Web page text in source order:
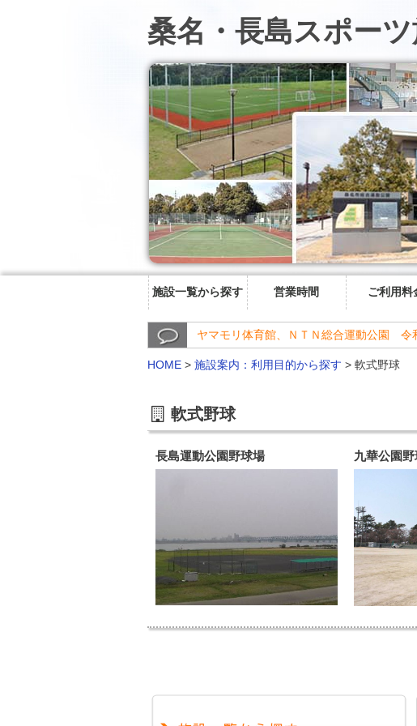
桑名・長島スポー
施設一覧から探す 営業時間 ご利用料
ヤマモリ体育館、ＮＴＮ総合運動公園 令
HOME > 施設案内：利用目的から探す > 軟式野球
軟式野球
長島運動公園野球場 九華公園